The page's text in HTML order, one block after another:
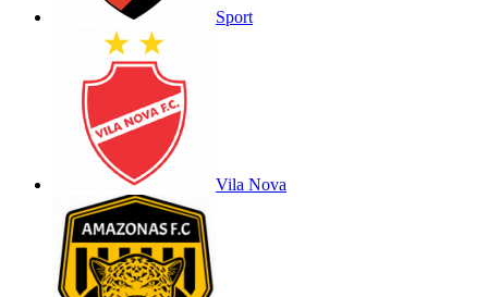
Sport
Vila Nova